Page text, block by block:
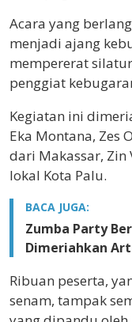
Acara yang
menjadi ajang
mempererat
penggiat
Kegiatan ini
Eka Montana, Zes
dari Makassar,
lokal Kota Palu.
BACA JUGA:
Zumba Party
Dimeriahkan
Ribuan peserta,
senam, tampak